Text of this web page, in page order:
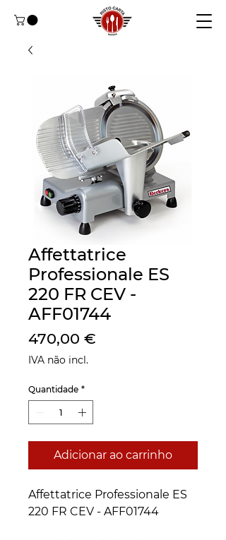
Affettatrice
Professionale ES
220 FR CEV -
AFF01744
470,00 €
IVA não incl.
Quantidade *
Adicionar ao carrinho
Affettatrice Professionale ES
220 FR CEV - AFF01744